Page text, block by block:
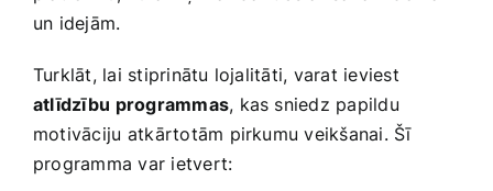
un idejām.
Turklāt, lai stiprinātu lojalitāti, varat ieviest
atlīdzību⁤ programmas, kas sniedz papildu
motivāciju ⁤atkārtotām pirkumu veikšanai. Šī
programma var ietvert: